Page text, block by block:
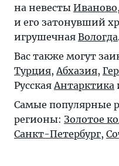
на невесты Иваново
и его затонувший
игрушечная Вологда
Вас также могут
Турция,Абхазия,
РусскаяАнтарктика
Самые популярные
регионы: Золотое
Санкт-Петербург,